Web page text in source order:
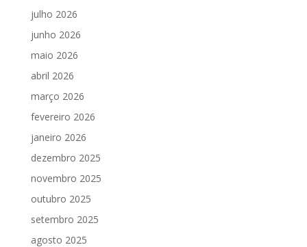
julho 2026
junho 2026
maio 2026
abril 2026
março 2026
fevereiro 2026
janeiro 2026
dezembro 2025
novembro 2025
outubro 2025
setembro 2025
agosto 2025